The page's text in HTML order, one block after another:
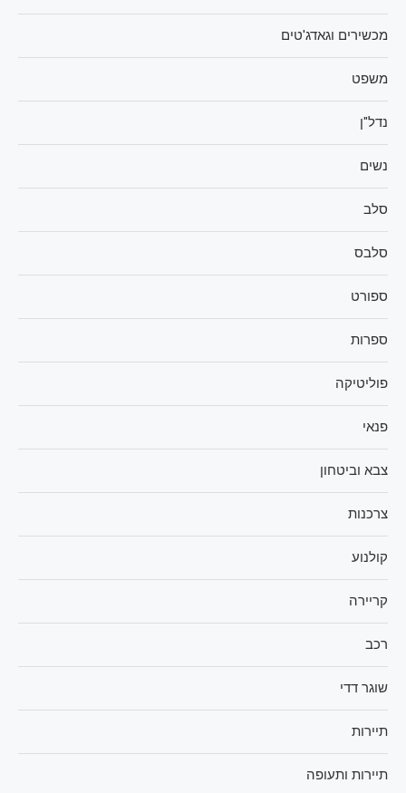
מכשירים וגאדג'טים
משפט
נדל"ן
נשים
סלב
סלבס
ספורט
ספרות
פוליטיקה
פנאי
צבא וביטחון
צרכנות
קולנוע
קריירה
רכב
שוגר דדי
תיירות
תיירות ותעופה